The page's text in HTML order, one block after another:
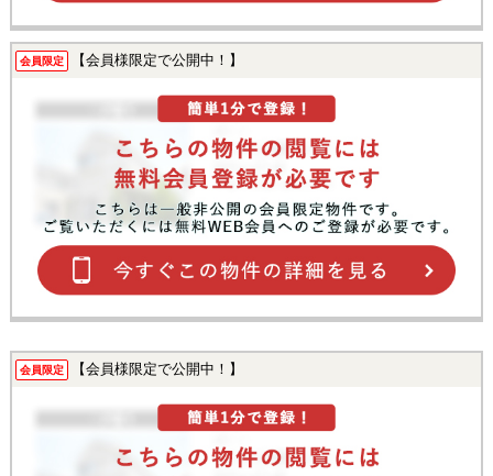
会員限定 【会員様限定で公開中！】
会員限定 【会員様限定で公開中！】